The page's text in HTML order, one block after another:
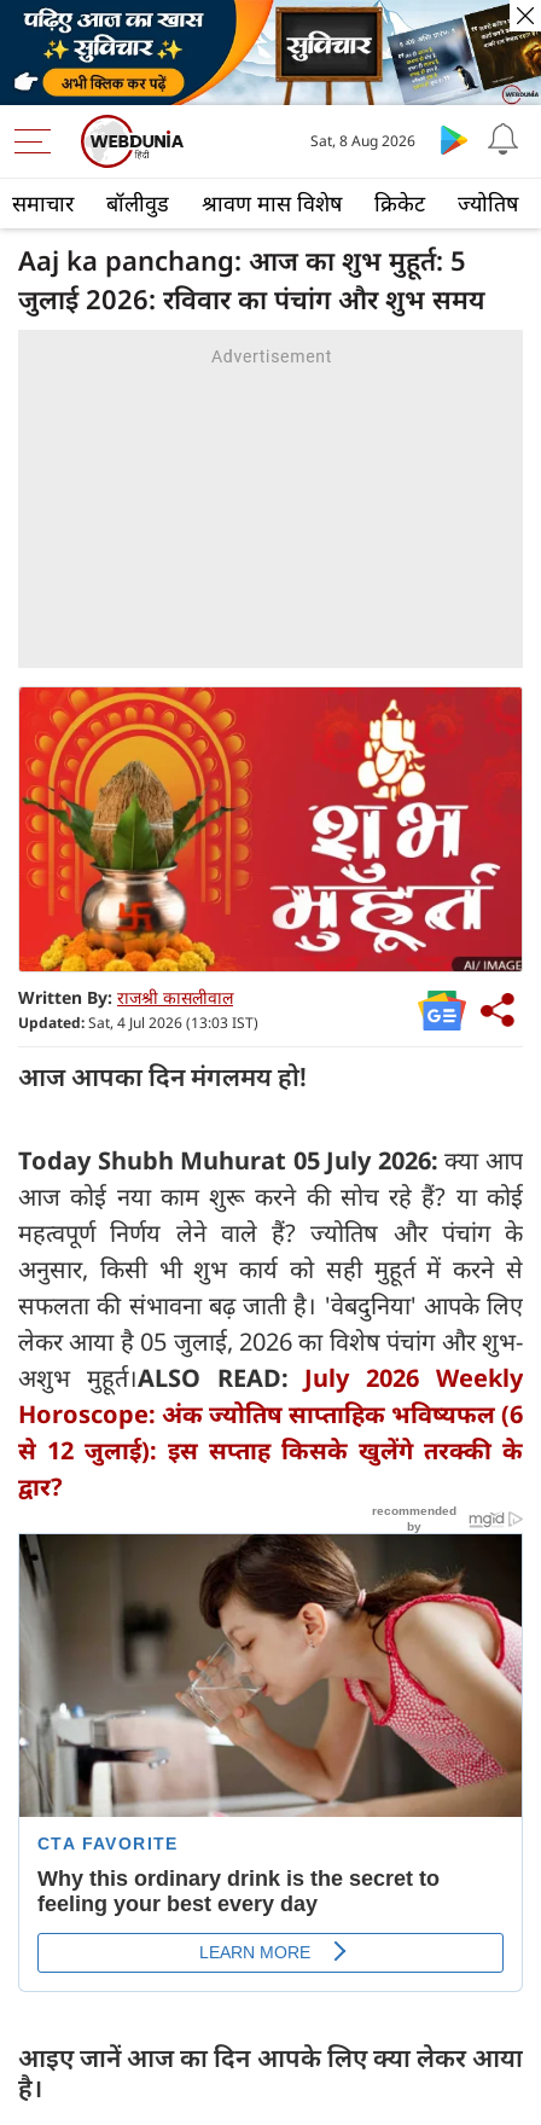
समाचार बॉलीवुड श्रावण मास विशेष क्रिकेट ज्योतिष
Sat, 8 Aug 2026
Aaj ka panchang: आज का शुभ मुहूर्त: 5
जुलाई 2026: रविवार का पंचांग और शुभ समय
Written By: राजश्री कासलीवाल
Updated:Sat, 4 Jul 2026 (13:03 IST)
आज आपका दिन मंगलमय हो!
Today Shubh Muhurat 05 July 2026:क्या आप
आज कोई नया काम शुरू करने की सोच रहे हैं? या कोई
महत्वपूर्ण निर्णय लेने वाले हैं? ज्योतिष और पंचांग के
अनुसार, किसी भी शुभ कार्य को सही मुहूर्त में करने से
सफलता की संभावना बढ़ जाती है। 'वेबदुनिया' आपके लिए
लेकर आया है 05 जुलाई, 2026 का विशेष पंचांग और शुभ-
अशुभ मुहूर्त।ALSO READ: July 2026 Weekly
Horoscope: अंक ज्योतिष साप्ताहिक भविष्यफल (6
से 12 जुलाई): इस सप्ताह किसके खुलेंगे तरक्की के
द्वार?
आइए जानें आज का दिन आपके लिए क्या लेकर आया
है।